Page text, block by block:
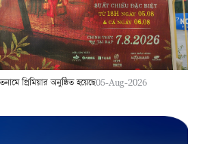
প্রিমিয়ার অনুষ্ঠিত হয়েছে05-Aug-2026